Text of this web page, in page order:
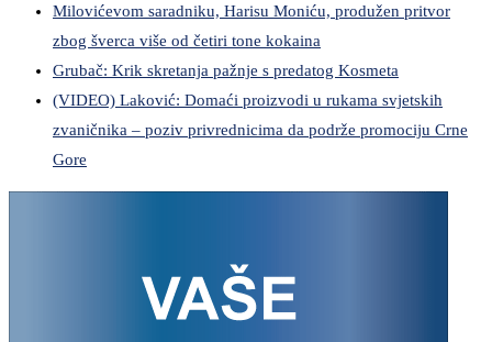
Milovićevom saradniku, Harisu Moniću, produžen pritvor
zbog šverca više od četiri tone kokaina
Grubač: Krik skretanja pažnje s predatog Kosmeta
(VIDEO) Laković: Domaći proizvodi u rukama svjetskih
zvaničnika – poziv privrednicima da podrže promociju Crne
Gore